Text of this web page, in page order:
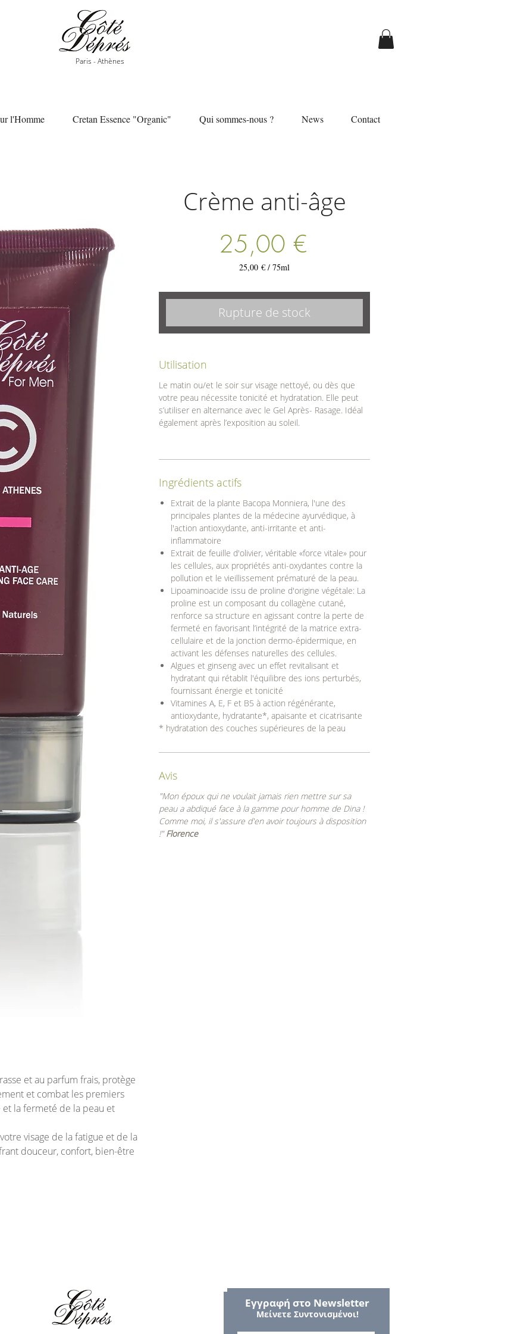
Paris - Athènes
l'Homme Cretan Essence "Organic" Qui sommes-nous ? News Contact
et au parfum frais, protège
et combat les premiers
et la fermeté de la peau et
visage de la fatigue et de la
douceur, confort, bien-être
Crème anti-âge
25,00 €
25,00 € / 75ml
pour
75
Millilitres
Rupture de stock
Utilisation
Le matin ou/et le soir sur visage nettoyé, ou dès que
votre peau nécessite tonicité et hydratation. Elle peut
s’utiliser en alternance avec le Gel Après- Rasage. Idéal
également après l’exposition au soleil.
Ingrédients actifs
Extrait de la plante Bacopa Monniera, l'une des
principales plantes de la médecine ayurvédique, à
l'action antioxydante, anti-irritante et anti-
inflammatoire
Extrait de feuille d'olivier, véritable «force vitale» pour
les cellules, aux propriétés anti-oxydantes contre la
pollution et le vieillissement prématuré de la peau.
Lipoaminoacide issu de proline d'origine végétale: La
proline est un composant du collagène cutané,
renforce sa structure en agissant contre la perte de
fermeté en favorisant l’intégrité de la matrice extra-
cellulaire et de la jonction dermo-épidermique, en
activant les défenses naturelles des cellules.
Algues et ginseng avec un effet revitalisant et
hydratant qui rétablit l'équilibre des ions perturbés,
fournissant énergie et tonicité
Vitamines A, E, F et B5 à action régénérante,
antioxydante, hydratante*, apaisante et cicatrisante
* hydratation des couches supérieures de la peau
Avis
"Mon époux qui ne voulait jamais rien mettre sur sa
peau a abdiqué face à la gamme pour homme de Dina !
Comme moi, il s'assure d'en avoir toujours à disposition
!"Florence
Εγγραφή στο Νewsletter
Μείνετε Συντονισμένοι!